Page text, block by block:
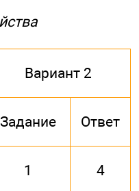
Вариант 2
Задание Ответ
1 4